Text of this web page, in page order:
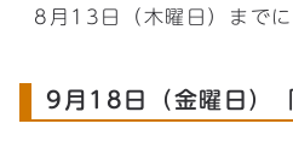
8月13日（木曜日）までに
9月18日（金曜日）